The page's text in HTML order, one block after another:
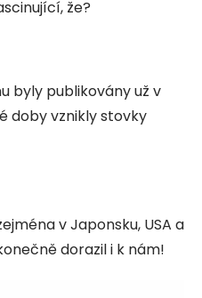
že?
byly publikovány už v
doby vznikly stovky
v Japonsku, USA a
dorazil i k nám!